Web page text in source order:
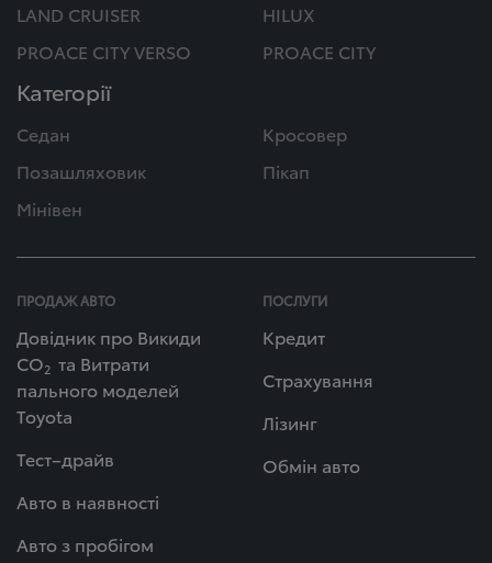
LAND CRUISER
HILUX
PROACE CITY VERSO
PROACE CITY
Категорії
Седан
Кросовер
Позашляховик
Пікап
Мінівен
ПРОДАЖ АВТО
Довідник про Викиди
СО2 та Витрати
пального моделей
Toyota
Тест–драйв
Авто в наявності
Авто з пробігом
ПОСЛУГИ
Кредит
Страхування
Лізинг
Обмін авто